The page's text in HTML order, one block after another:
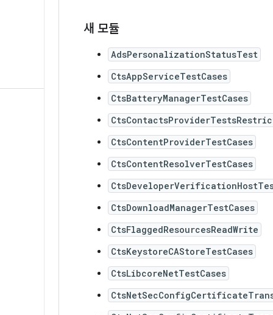
새 모듈
AdsPersonalizationStatusTest
CtsAppServiceTestCases
CtsBatteryManagerTestCases
CtsContentProviderTestCases
CtsContentResolverTestCases
CtsDownloadManagerTestCases
CtsFlaggedResourcesReadWrite
CtsKeystoreCAStoreTestCases
CtsLibcoreNetTestCases